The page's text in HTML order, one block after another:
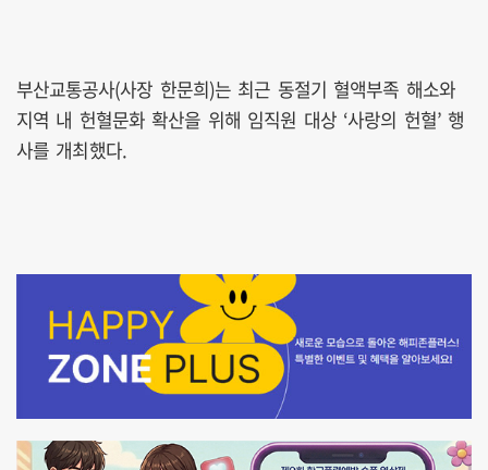
부산교통공사(사장 한문희)는 최근 동절기 혈액부족 해소와
지역 내 헌혈문화 확산을 위해 임직원 대상 ‘사랑의 헌혈’ 행
사를 개최했다.